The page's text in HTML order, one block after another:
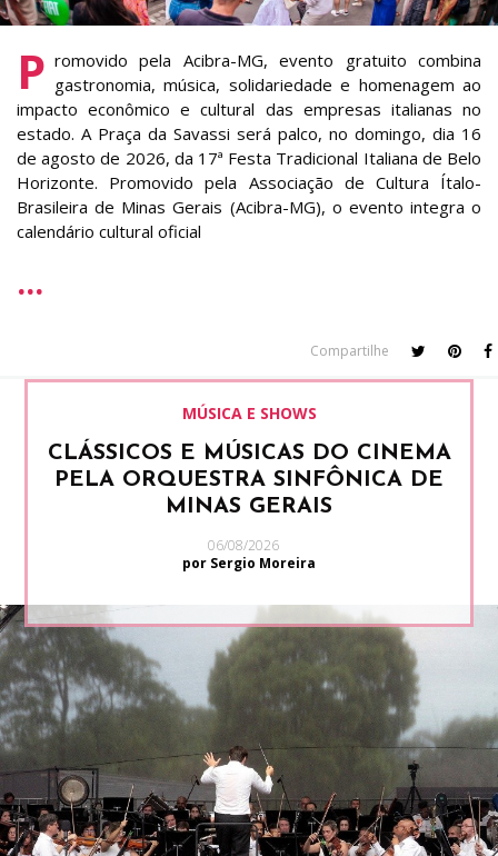
P romovido pela Acibra-MG, evento gratuito combina
gastronomia, música, solidariedade e homenagem ao
impacto econômico e cultural das empresas italianas no
estado. A Praça da Savassi será palco, no domingo, dia 16
de agosto de 2026, da 17ª Festa Tradicional Italiana de Belo
Horizonte. Promovido pela Associação de Cultura Ítalo-
Brasileira de Minas Gerais (Acibra-MG), o evento integra o
calendário cultural oficial
Compartilhe
MÚSICA E SHOWS
CLÁSSICOS E MÚSICAS DO CINEMA
PELA ORQUESTRA SINFÔNICA DE
MINAS GERAIS
06/08/2026
por Sergio Moreira